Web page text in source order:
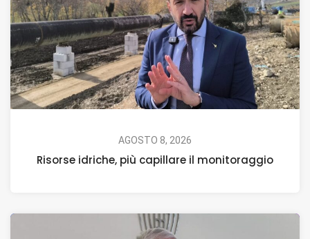
AGOSTO 8, 2026
Risorse idriche, più capillare il monitoraggio